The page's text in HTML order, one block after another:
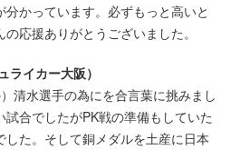
かっています。必ずもっと高いと
応援ありがとうございました。
ライカー大阪）
清水選手の為にを合言葉に挑みまし
合でしたがPK戦の準備もしていた
た。そして銅メダルを土産に日本